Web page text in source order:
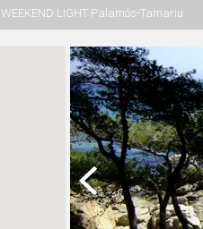
WEEKEND LIGHT Palamós-Tamariu